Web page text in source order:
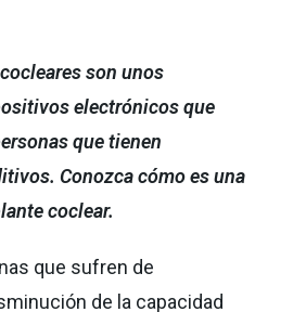
son unos
electrónicos que
que tienen
Conozca cómo es una
coclear.
que sufren de
de la capacidad